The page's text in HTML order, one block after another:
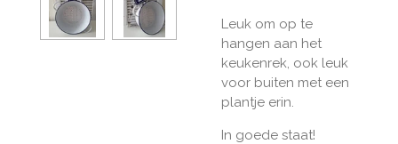
Leuk om op te
hangen aan het
keukenrek, ook leuk
voor buiten met een
plantje erin.
In goede staat!